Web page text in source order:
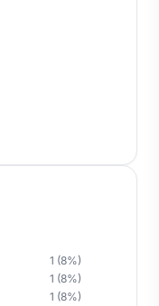
1 (8%)
1 (8%)
1 (8%)